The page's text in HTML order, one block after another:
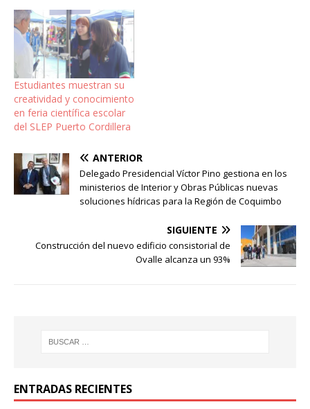
Estudiantes muestran su
creatividad y conocimiento
en feria científica escolar
del SLEP Puerto Cordillera
ANTERIOR
Delegado Presidencial Víctor Pino gestiona en los
ministerios de Interior y Obras Públicas nuevas
soluciones hídricas para la Región de Coquimbo
SIGUIENTE
Construcción del nuevo edificio consistorial de
Ovalle alcanza un 93%
ENTRADAS RECIENTES